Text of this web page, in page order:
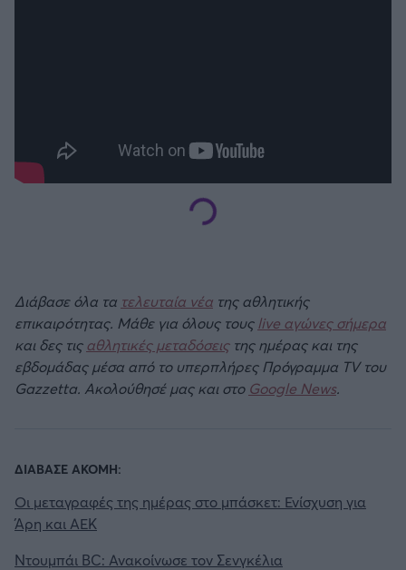
Διάβασε όλα τα τελευταία νέα της αθλητικής
επικαιρότητας. Μάθε για όλους τους live αγώνες σήμερα
και δες τιςαθλητικές μεταδόσειςτης ημέρας και της
εβδομάδας μέσα από το υπερπλήρες Πρόγραμμα TV του
Gazzetta. Ακολούθησέ μας και στο Google News.
ΔΙΑΒΑΣΕ ΑΚΟΜΗ:
Οι μεταγραφές της ημέρας στο μπάσκετ: Ενίσχυση για
Άρη και ΑΕΚ
Ντουμπάι BC: Ανακοίνωσε τον Σενγκέλια